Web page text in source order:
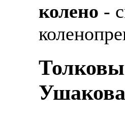
колено -
Ушакова